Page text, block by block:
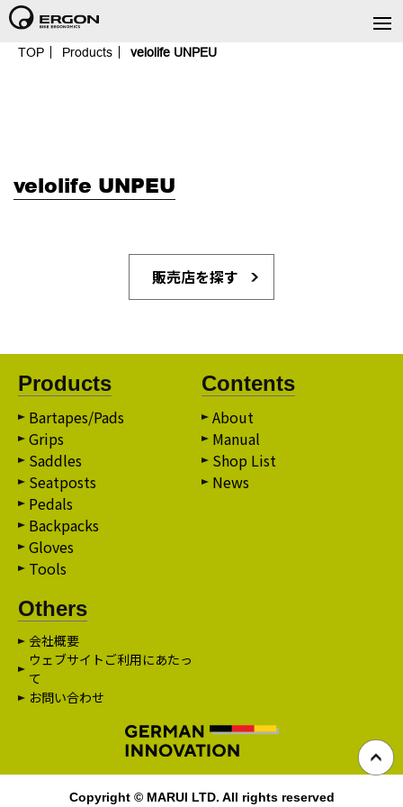
TOP Products velolife UNPEU
velolife UNPEU
販売店を探す
Products
Bartapes/Pads
Grips
Saddles
Seatposts
Pedals
Backpacks
Gloves
Tools
Contents
About
Manual
Shop List
News
Others
会社概要
ウェブサイトご利用にあたっ
て
お問い合わせ
Copyright © MARUI LTD. All rights reserved